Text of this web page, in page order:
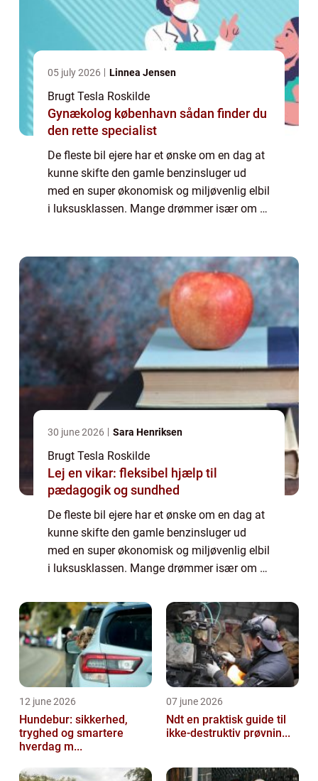
05 july 2026 Linnea Jensen
Brugt Tesla Roskilde
Gynækolog københavn sådan finder du
den rette specialist
De fleste bil ejere har et ønske om en dag at
kunne skifte den gamle benzinsluger ud
med en super økonomisk og miljøvenlig elbil
i luksusklassen. Mange drømmer især om at
30 june 2026 Sara Henriksen
Brugt Tesla Roskilde
Lej en vikar: fleksibel hjælp til
pædagogik og sundhed
De fleste bil ejere har et ønske om en dag at
kunne skifte den gamle benzinsluger ud
med en super økonomisk og miljøvenlig elbil
i luksusklassen. Mange drømmer især om at
12 june 2026
Hundebur: sikkerhed,
tryghed og smartere
hverdag m...
07 june 2026
Ndt en praktisk guide til
ikke-destruktiv prøvnin...